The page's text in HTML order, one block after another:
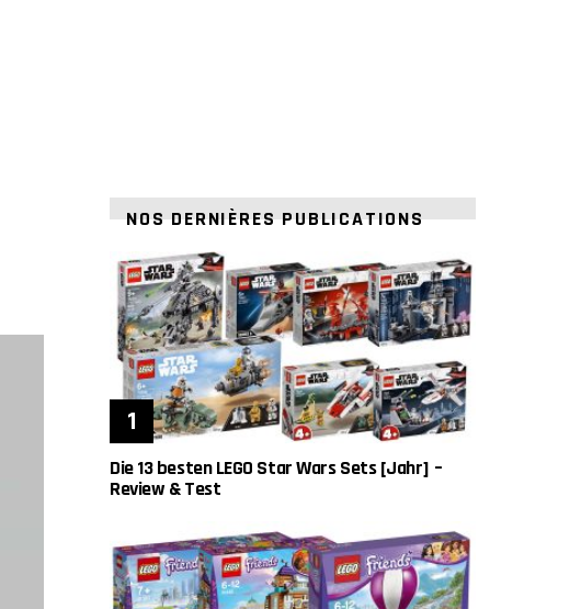
NOS DERNIÈRES PUBLICATIONS
Die 13 besten LEGO Star Wars Sets [Jahr] –
Review & Test